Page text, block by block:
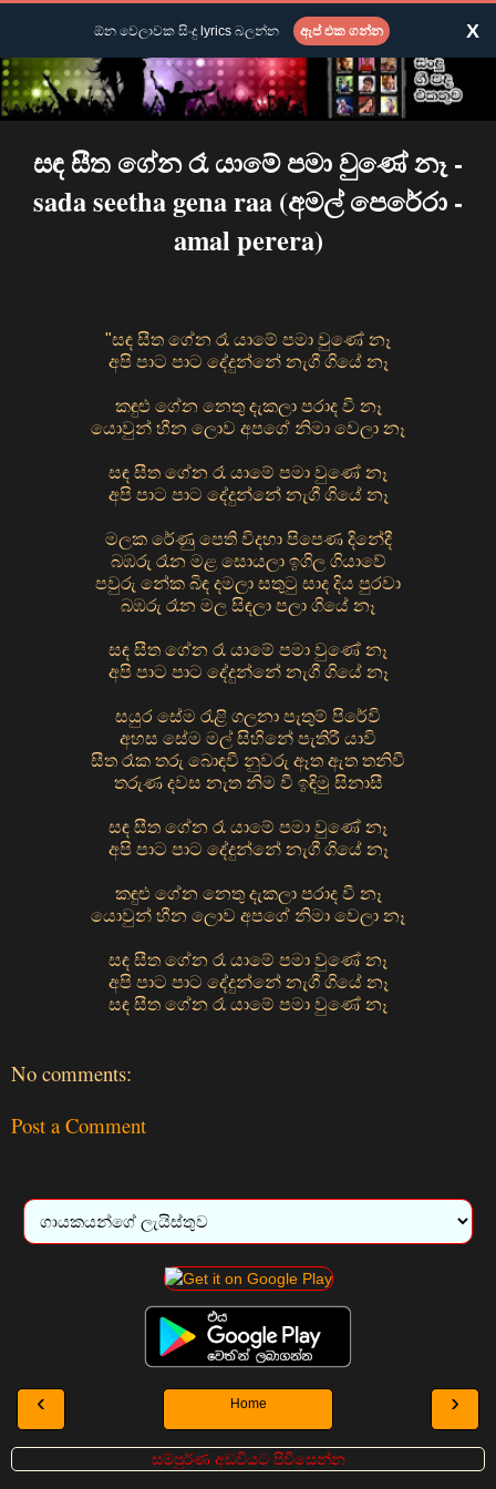
සඳ සීත ගේන රෑ යාමේ පමා වුණේ නෑ -
sada seetha gena raa (අමල් පෙරේරා -
amal perera)
"සඳ සීත ගේන රෑ යාමේ පමා වුණේ නෑ
අපි පාට පාට දේදුන්නේ නැගී ගියේ නෑ
කඳුළු ගේන නෙතු දැකලා පරාද වී නෑ
යොවුන් හීන ලොව අපගේ නිමා වෙලා නෑ
සඳ සීත ගේන රෑ යාමේ පමා වුණේ නෑ
අපි පාට පාට දේදුන්නේ නැගී ගියේ නෑ
මලක රේණු පෙති විදහා පිපෙණ දිනේදී
බඹරු රෑන මළ සොයලා ඉගිල ගියාවේ
පවුරු නේක බිඳ දමලා සතුටු සාද දිය පුරවා
බඹරු රෑන මල සිඳලා පලා ගියේ නෑ
සඳ සීත ගේන රෑ යාමේ පමා වුණේ නෑ
අපි පාට පාට දේදුන්නේ නැගී ගියේ නෑ
සයුර සේම රැළි ගලනා පැතුම් පිරේවි
අහස සේම මල් සිහිනේ පැතිරී යාවි
සීත රෑක තරු බොඳවී නුවරු ඈත ඇත තනිවී
තරුණ දවස නැත නිම වී ඉඳිමු සිනාසී
සඳ සීත ගේන රෑ යාමේ පමා වුණේ නෑ
අපි පාට පාට දේදුන්නේ නැගී ගියේ නෑ
කඳුළු ගේන නෙතු දැකලා පරාද වී නෑ
යොවුන් හීන ලොව අපගේ නිමා වෙලා නෑ
සඳ සීත ගේන රෑ යාමේ පමා වුණේ නෑ
අපි පාට පාට දේදුන්නේ නැගී ගියේ නෑ
සඳ සීත ගේන රෑ යාමේ පමා වුණේ නෑ
No comments:
Post a Comment
‹ ›
Home
සම්පුර්ණ අඩවියට පිවිසෙන්න
ඕන වෙලාවක සිංදු lyrics බලන්න ඇප් එක ගන්න X